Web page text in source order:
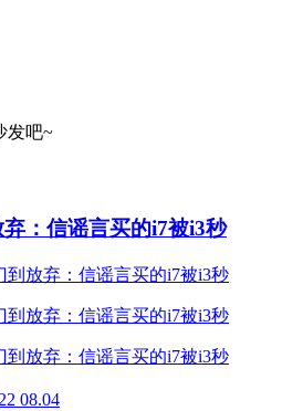
发吧~
：信谣言买的i7被i3秒
22 08.04